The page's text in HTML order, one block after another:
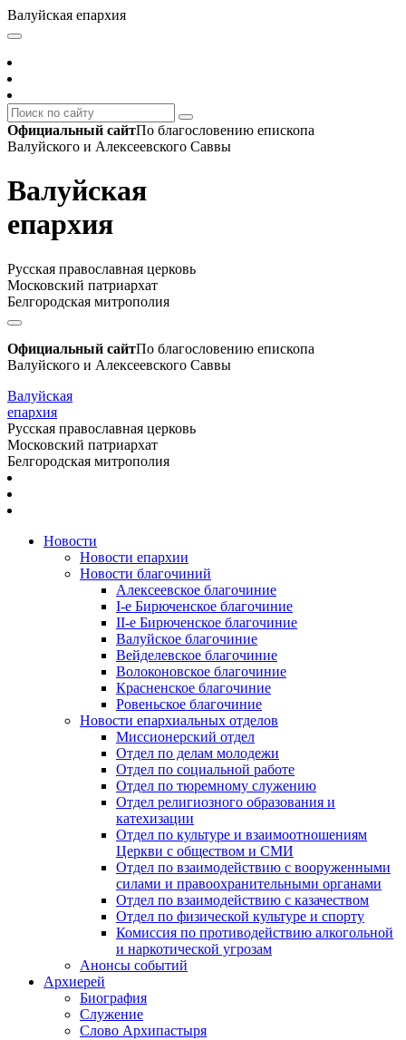
Валуйская епархия
Официальный сайтПо благословению епископа
Валуйского и Алексеевского Саввы
Валуйская
епархия
Русская православная церковь
Московский патриархат
Белгородская митрополия
Официальный сайтПо благословению епископа
Валуйского и Алексеевского Саввы
Валуйская
епархия
Русская православная церковь
Московский патриархат
Белгородская митрополия
Новости
Новости епархии
Новости благочиний
Алексеевское благочиние
I-е Бирюченское благочиние
II-е Бирюченское благочиние
Валуйское благочиние
Вейделевское благочиние
Волоконовское благочиние
Красненское благочиние
Ровеньское благочиние
Новости епархиальных отделов
Миссионерский отдел
Отдел по делам молодежи
Отдел по социальной работе
Отдел по тюремному служению
Отдел религиозного образования и
катехизации
Отдел по культуре и взаимоотношениям
Церкви с обществом и СМИ
Отдел по взаимодействию с вооруженными
силами и правоохранительными органами
Отдел по взаимодействию с казачеством
Отдел по физической культуре и спорту
Комиссия по противодействию алкогольной
и наркотической угрозам
Анонсы событий
Архиерей
Биография
Служение
Слово Архипастыря